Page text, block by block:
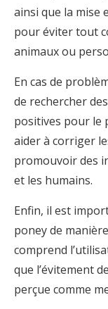
ainsi que la mise
pour éviter tout
animaux ou
En cas de
de rechercher
positives pour le
aider à corriger
promouvoir des
et les humains.
Enfin, il est
poney de
comprend
que l’évitement
perçue comme